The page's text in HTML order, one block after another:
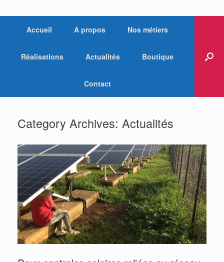
Accueil A propos Nos métiers
Réalisations Actualités Boutique
Contact
Category Archives: Actualités